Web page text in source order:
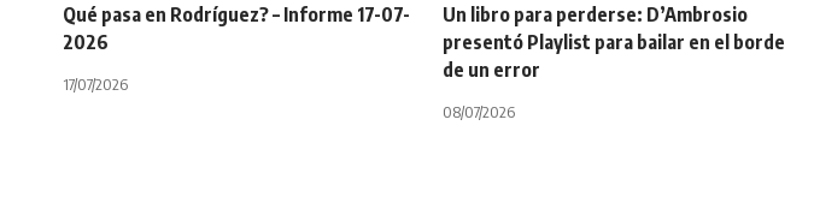
Qué pasa en Rodríguez? – Informe 17-07-
2026
17/07/2026
Un libro para perderse: D’Ambrosio
presentó Playlist para bailar en el borde
de un error
08/07/2026